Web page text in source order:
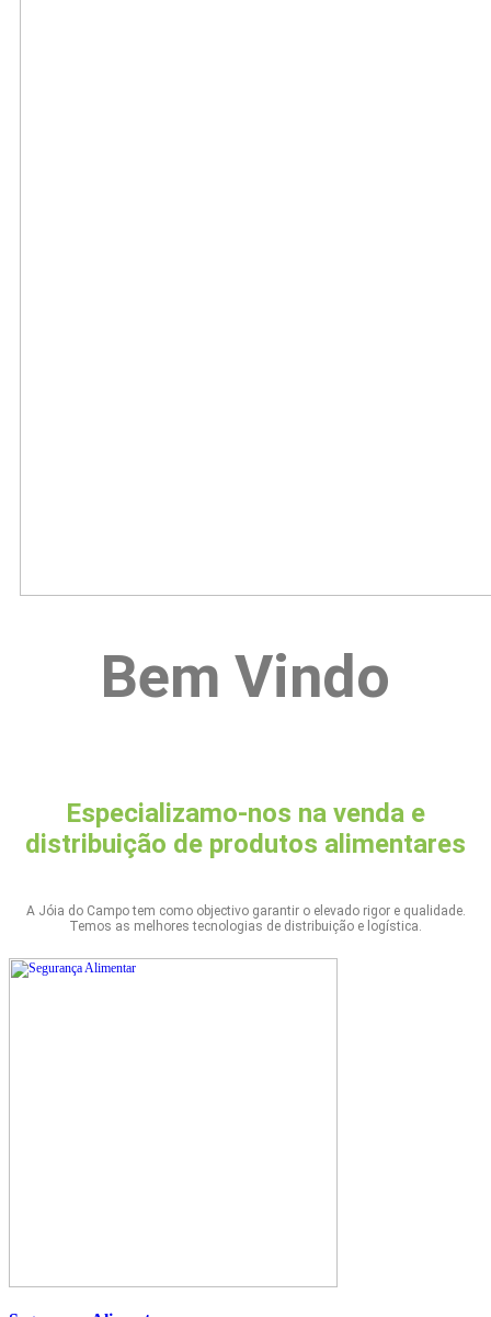
Bem Vindo
Especializamo-nos na venda e
distribuição de produtos alimentares
A Jóia do Campo tem como objectivo garantir o elevado rigor e qualidade.
Temos as melhores tecnologias de distribuição e logística.